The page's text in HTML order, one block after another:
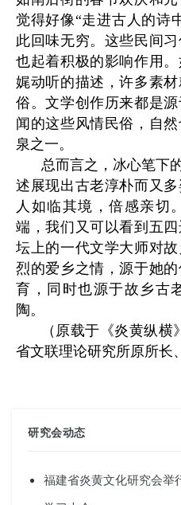
觉得好像“走进古人的诗
此回味无穷。这些民间
也起着积极的影响作用
娓动听的描述，许多素
俗。文学创作历来都是
闻的这些风情民俗，自
泉之一。
总而言之，冰心笔下
述展现出古老淳朴而又
人如临其境，倍感亲切
端，我们又可以看到五
坛上的一代文学大师对
烈的爱乡之情，源于她
育，同时也源于故乡古
陶。
（原载于 《炎黄纵
省文联理论研究所原所长
研究会动态
福建省炎黄文化研究会举